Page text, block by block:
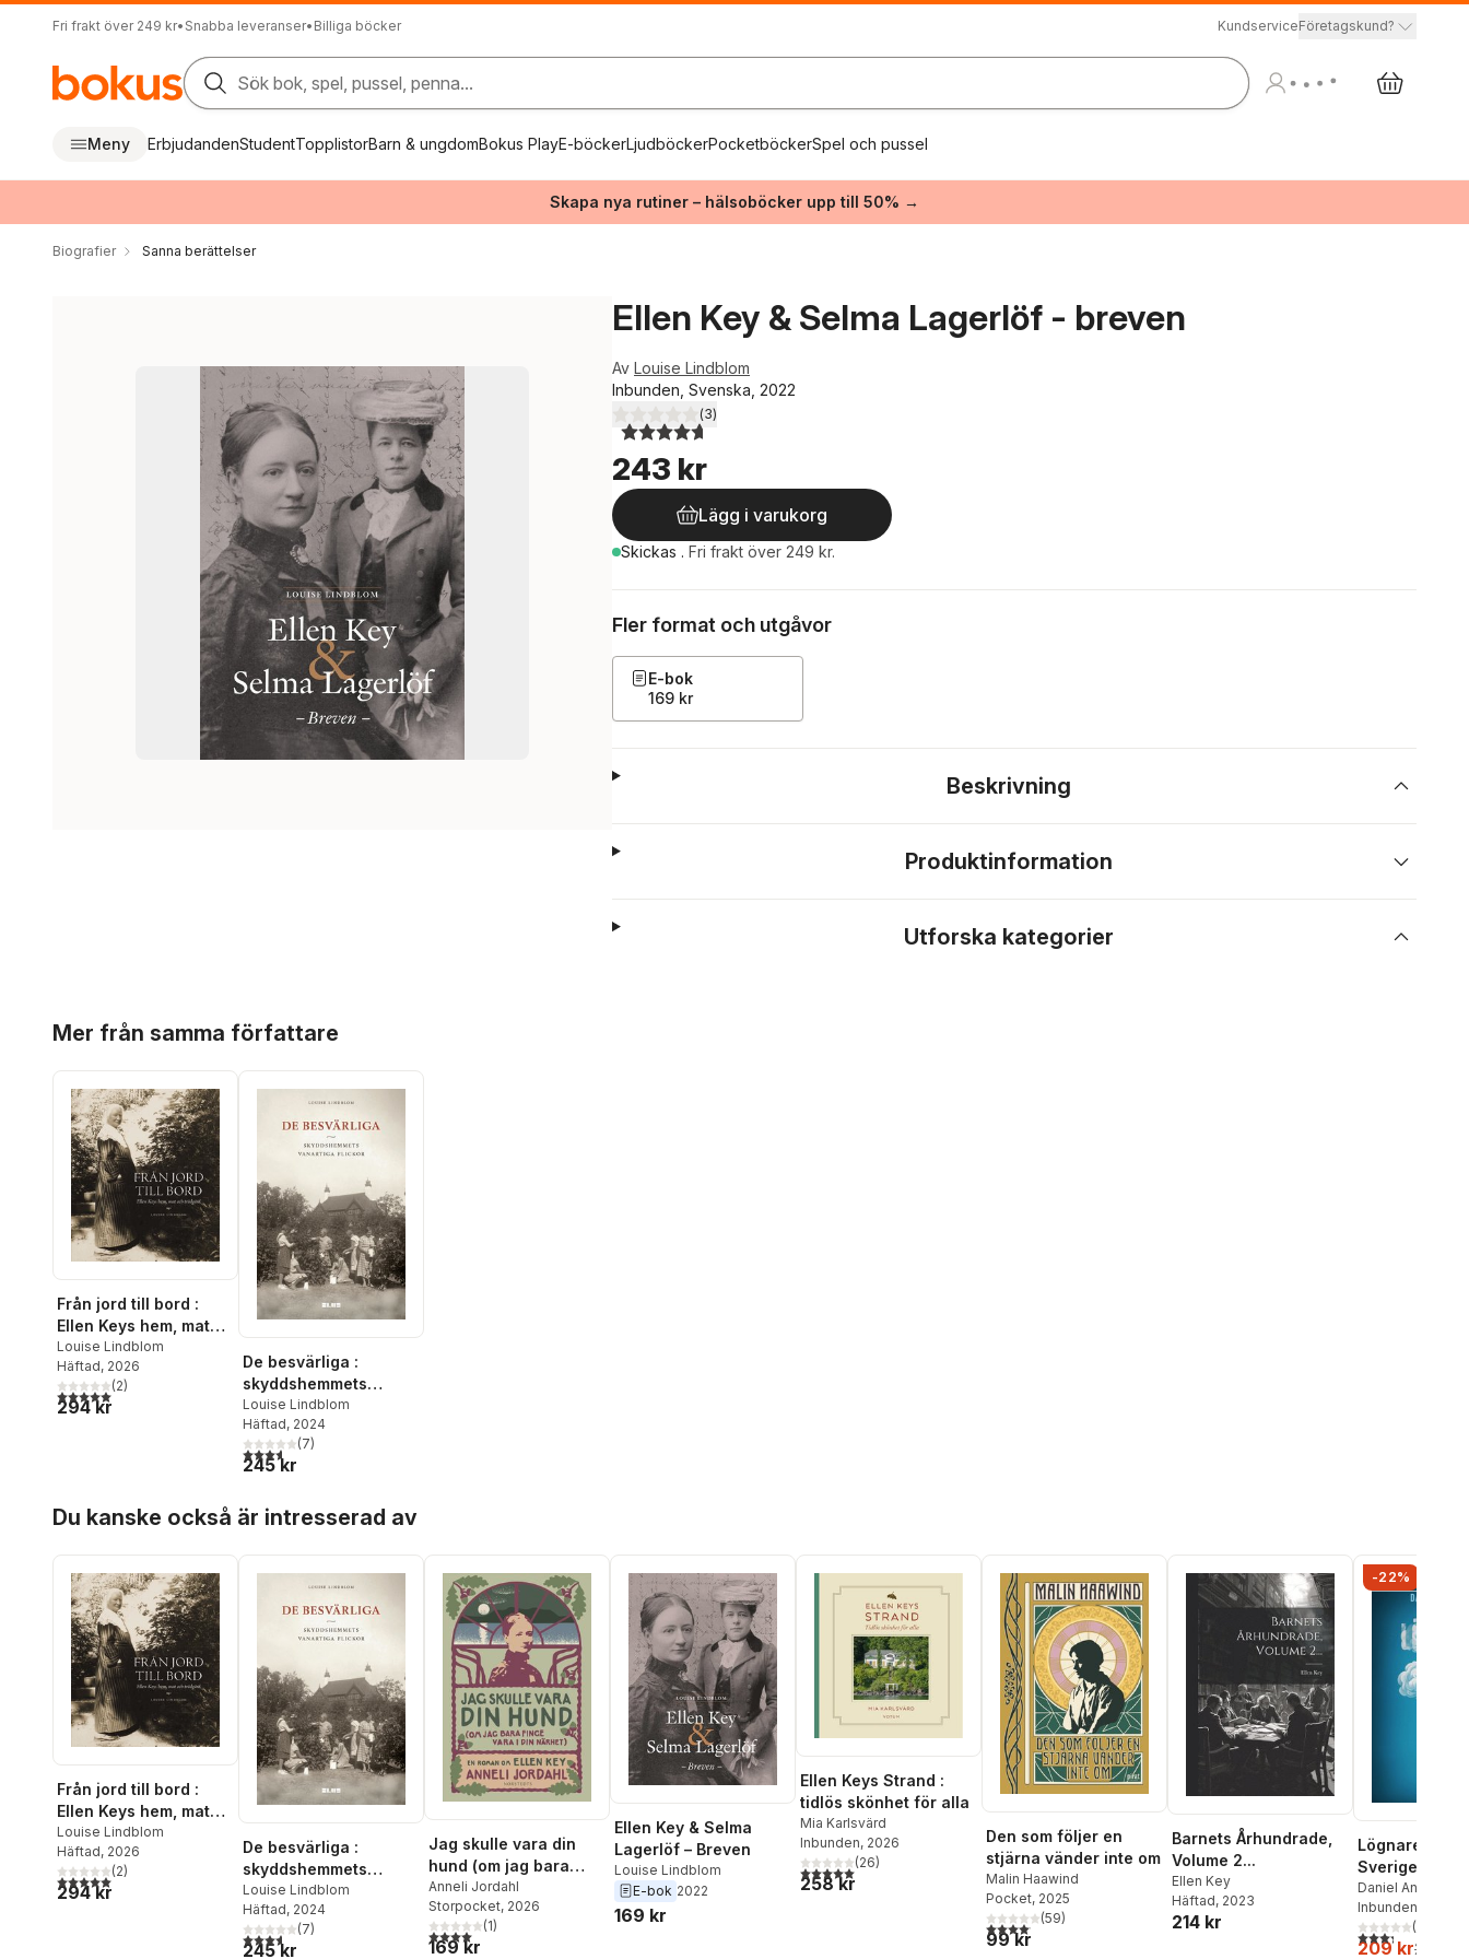
Fri frakt över 249 kr• Snabba leveranser• Billiga böcker KundserviceFöretagskund?
Sök bok, spel, pussel, penna...
Meny ErbjudandenStudentTopplistorBarn & ungdomBokus PlayE-böckerLjudböckerPocketböckerSpel och pussel
Skapa nya rutiner – hälsoböcker upp till 50% →
Biografier Sanna berättelser
Ellen Key & Selma Lagerlöf - breven
Av Louise Lindblom
Inbunden, Svenska, 2022
4,7utav 5 stjärnor. Totalt antal röster:
(3)
243 kr
Lägg i varukorg
Skickas . Fri frakt över 249 kr.
Fler format och utgåvor
E-bok
169 kr
Beskrivning
Produktinformation
Utforska kategorier
Mer från samma författare
Från jord till bord :
Ellen Keys hem, mat
och trädgård
Louise Lindblom
Häftad, 2026
5,0utav 5 stjärnor. Totalt antal röster:
(2)
294 kr
De besvärliga :
skyddshemmets
vanartiga flickor
Louise Lindblom
Häftad, 2024
3,6utav 5 stjärnor. Totalt antal röster:
(7)
245 kr
Du kanske också är intresserad av
Från jord till bord :
Ellen Keys hem, mat
och trädgård
Louise Lindblom
Häftad, 2026
5,0utav 5 stjärnor. Totalt antal röster:
(2)
294 kr
De besvärliga :
skyddshemmets
vanartiga flickor
Louise Lindblom
Häftad, 2024
3,6utav 5 stjärnor. Totalt antal röster:
(7)
245 kr
Jag skulle vara din
hund (om jag bara
finge vara i din
närhet) : en roman om
Ellen Key
Anneli Jordahl
Storpocket, 2026
4,0utav 5 stjärnor. Totalt antal röster:
(1)
169 kr
Ellen Key & Selma
Lagerlöf – Breven
Louise Lindblom
E-bok 2022
169 kr
Ellen Keys Strand :
tidlös skönhet för alla
Mia Karlsvärd
Inbunden, 2026
5,0utav 5 stjärnor. Totalt antal röster:
(26)
258 kr
Den som följer en
stjärna vänder inte om
Malin Haawind
Pocket, 2025
4,1utav 5 stjärnor. Totalt antal röster:
(59)
99 kr
Barnets Århundrade,
Volume 2...
Ellen Key
Häftad, 2023
214 kr
-22%
Lögnare :
s trollfabrik
Daniel
Inbunden
3,3utav 5(
209 kr269 kr